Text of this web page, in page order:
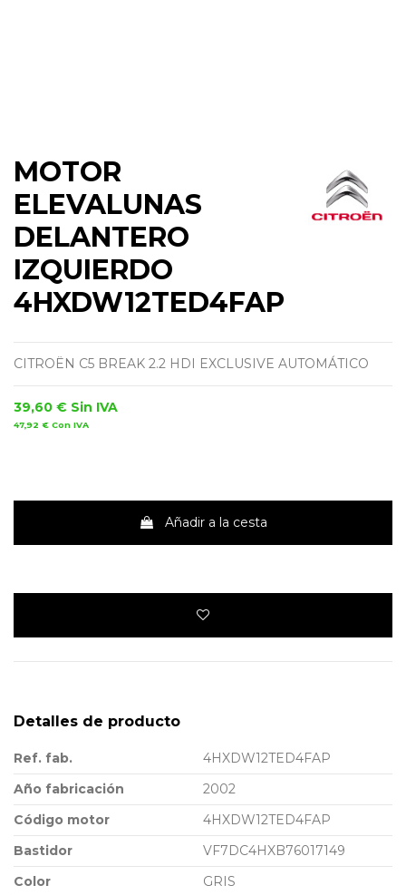
MOTOR
ELEVALUNAS
DELANTERO
IZQUIERDO
4HXDW12TED4FAP
CITROËN C5 BREAK 2.2 HDI EXCLUSIVE AUTOMÁTICO
39,60 € Sin IVA
47,92 € Con IVA
Añadir a la cesta
Detalles de producto
Ref. fab.
4HXDW12TED4FAP
Año fabricación
2002
Código motor
4HXDW12TED4FAP
Bastidor
VF7DC4HXB76017149
Color
GRIS